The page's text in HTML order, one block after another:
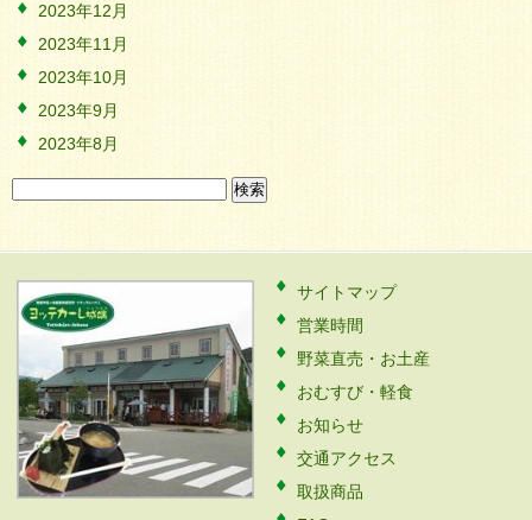
2023年12月
2023年11月
2023年10月
2023年9月
2023年8月
索:
サイトマップ
営業時間
野菜直売・お土産
おむすび・軽食
お知らせ
交通アクセス
取扱商品